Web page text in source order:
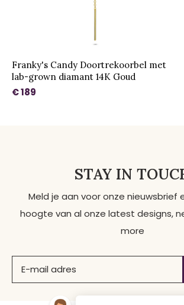
Franky's Candy Doortrekoorbel met
lab-grown diamant 14K Goud
€ 189
STAY IN
Meld je aan voor onze nieuwsbrief
hoogte van al onze latest designs,
more